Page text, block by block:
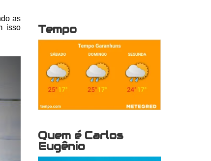
as
isso
Tempo
Quem é Carlos
Eugênio